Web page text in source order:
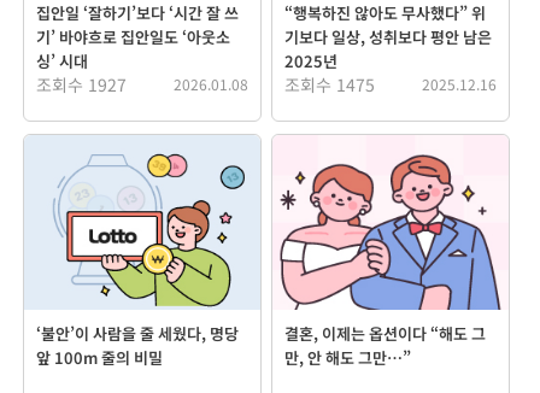
집안일 ‘잘하기’보다 ‘시간 잘 쓰
기’ 바야흐로 집안일도 ‘아웃소
싱’ 시대
조회수 1927 2026.01.08
“행복하진 않아도 무사했다” 위
기보다 일상, 성취보다 평안 남은
2025년
조회수 1475 2025.12.16
‘불안’이 사람을 줄 세웠다, 명당
앞 100m 줄의 비밀
결혼, 이제는 옵션이다 “해도 그
만, 안 해도 그만…”